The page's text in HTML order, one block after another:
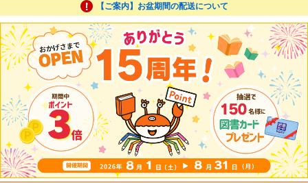
【ご案内】お盆期間の配送について